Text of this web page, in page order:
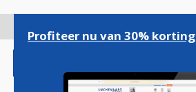
gaan
Profiteer nu van 30% korting